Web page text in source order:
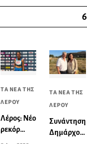
6
ΤΑ ΝΕΑ ΤΗΣ
ΛΕΡΟΥ
Λέρος: Νέο
ρεκόρ
ΤΑ ΝΕΑ ΤΗΣ
ΛΕΡΟΥ
Συνάντηση
Δημάρχου